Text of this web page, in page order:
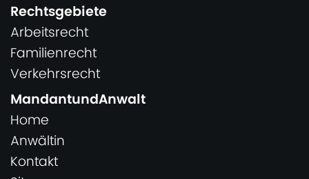
Rechtsgebiete
Arbeitsrecht
Familienrecht
Verkehrsrecht
MandantundAnwalt
Home
Anwältin
Kontakt